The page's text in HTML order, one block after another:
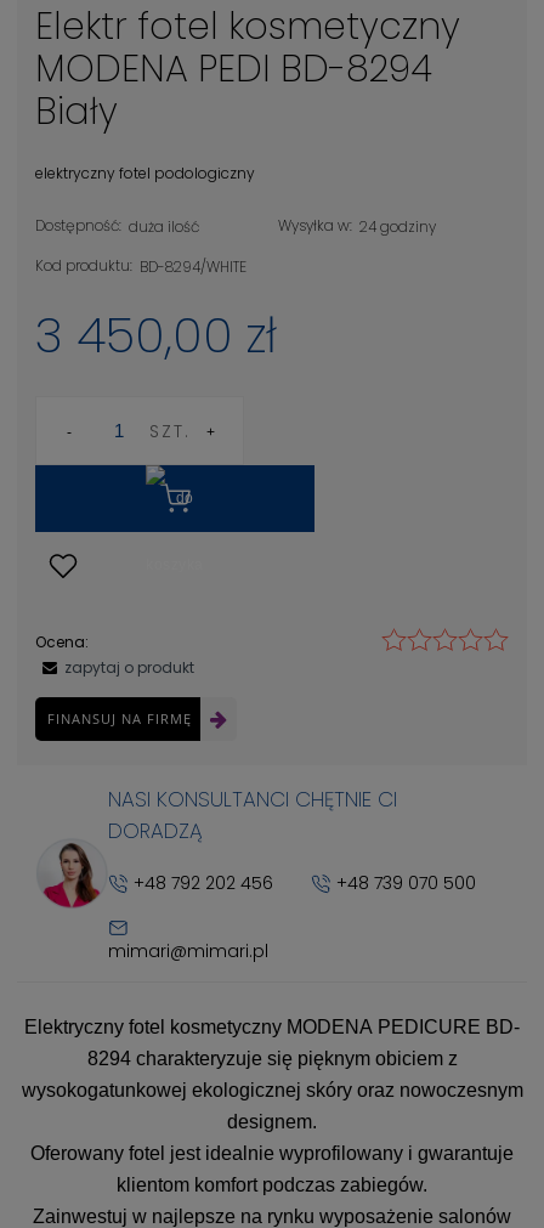
Elektr fotel kosmetyczny
MODENA PEDI BD-8294
Biały
elektryczny fotel podologiczny
Dostępność: duża ilość Wysyłka w: 24 godziny
Kod produktu: BD-8294/WHITE
3 450,00 zł
SZT.
Ocena:
zapytaj o produkt
FINANSUJ NA FIRMĘ
NASI KONSULTANCI CHĘTNIE CI
DORADZĄ
+48 792 202 456 +48 739 070 500
mimari@mimari.pl
Elektryczny fotel kosmetyczny MODENA PEDICURE BD-
8294 charakteryzuje się pięknym obiciem z
wysokogatunkowej ekologicznej skóry oraz nowoczesnym
designem.
Oferowany fotel jest idealnie wyprofilowany i gwarantuje
klientom komfort podczas zabiegów.
Zainwestuj w najlepsze na rynku wyposażenie salonów